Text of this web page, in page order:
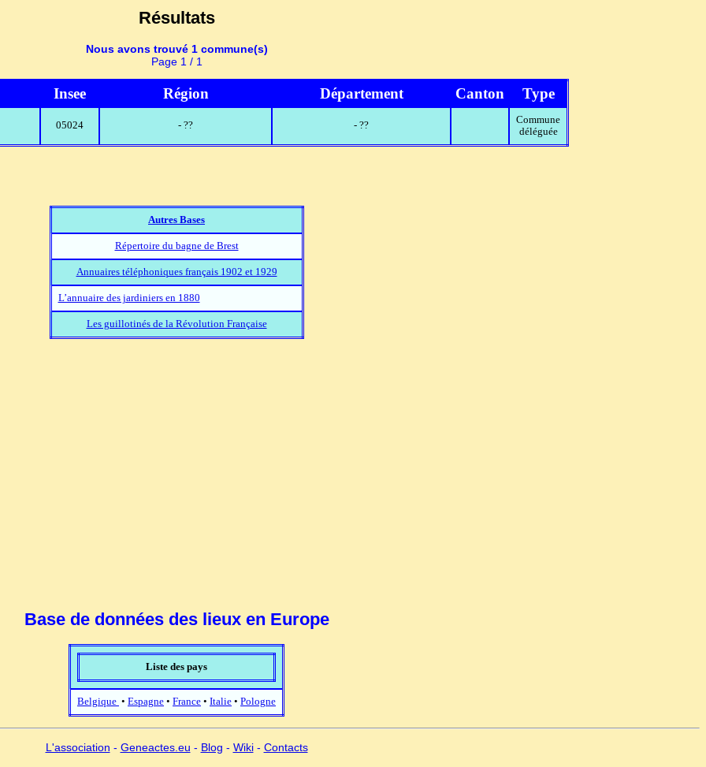
Résultats
Nous avons trouvé 1 commune(s)
Page 1 / 1
Insee Région Département Canton Type
05024 - ?? - ??
Commune
déléguée
Autres Bases
Répertoire du bagne de Brest
Annuaires téléphoniques français 1902 et 1929
L’annuaire des jardiniers en 1880
Les guillotinés de la Révolution Française
Base de données des lieux en Europe
Liste des pays
Belgique • Espagne • France • Italie • Pologne
L'association - Geneactes.eu - Blog - Wiki- Contacts